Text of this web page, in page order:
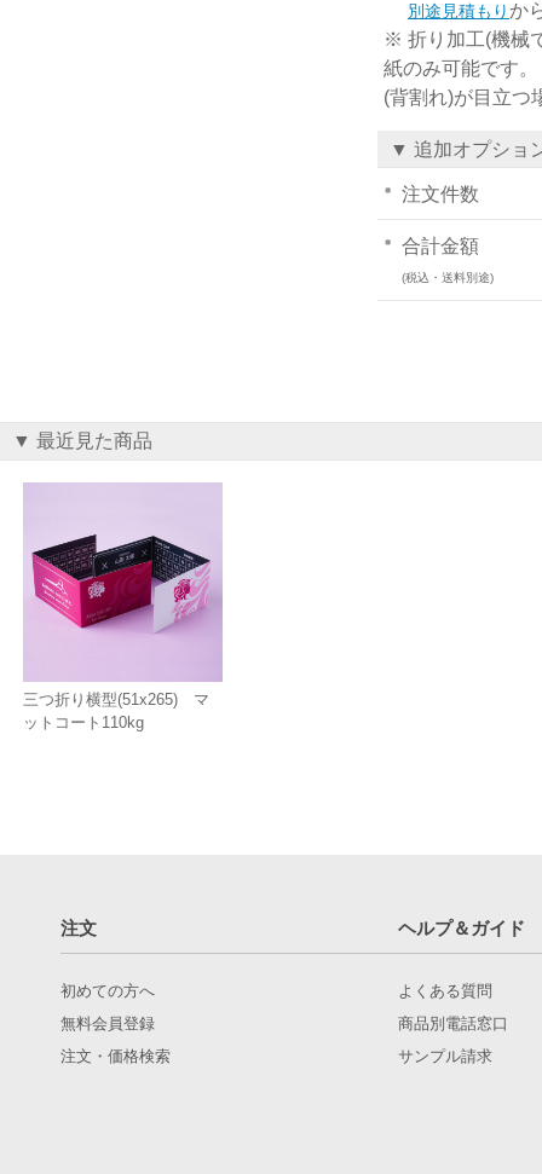
別途見積もりか
※ 折り加工(機械
紙のみ可能です
(背割れ)が目立つ
▼ 追加オプショ
注文件数
合計金額
(税込・送料別途)
▼ 最近見た商品
三つ折り横型(51x265) マ
ットコート110kg
注文 ヘルプ＆ガイド
初めての方へ
無料会員登録
注文・価格検索
よくある質問
商品別電話窓口
サンプル請求